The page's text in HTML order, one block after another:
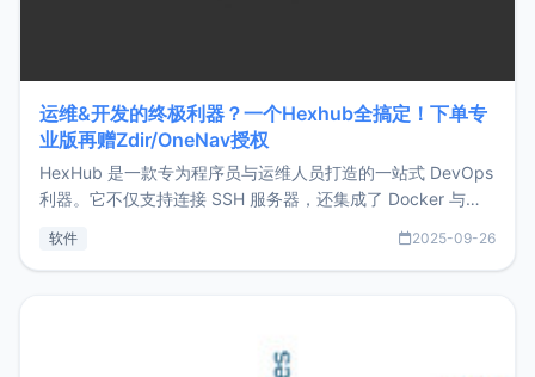
运维&开发的终极利器？一个Hexhub全搞定！下单专
业版再赠Zdir/OneNav授权
HexHub 是一款专为程序员与运维人员打造的一站式 DevOps
利器。它不仅支持连接 SSH 服务器，还集成了 Docker 与常
件间频繁切换，仅凭 HexHub 即可同时搞定运维与数据库操
软件 2025-09-26